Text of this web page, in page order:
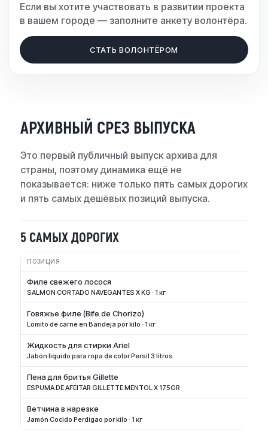
Если вы хотите участвовать в развитии проекта
в вашем городе — заполните анкету волонтёра.
СТАТЬ ВОЛОНТЁРОМ
АРХИВНЫЙ СРЕЗ ВЫПУСКА
Это первый публичный выпуск архива для
страны, поэтому динамика ещё не
показывается: ниже только пять самых дорогих
и пять самых дешёвых позиций выпуска.
5 САМЫХ ДОРОГИХ
ПОЗИЦИЯ
Филе свежего лосося
SALMON CORTADO NAVEGANTES X KG · 1 кг
Говяжье филе (Bife de Chorizo)
Lomito de carne en Bandeja por kilo · 1 кг
Жидкость для стирки Ariel
Jabón liquido para ropa de color Persil 3 litros
Пена для бритья Gillette
ESPUMA DE AFEITAR GILLETTE MENTOL X 175GR
Ветчина в нарезке
Jamón Cocido Perdigao por kilo · 1 кг